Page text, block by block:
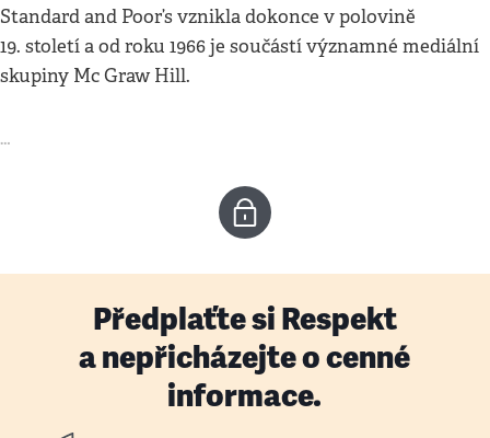
Standard and Poor’s vznikla dokonce v polovině
19. století a od roku 1966 je součástí významné mediální
skupiny Mc Graw Hill.
…
Předplaťte si Respekt
a nepřicházejte o cenné
informace.